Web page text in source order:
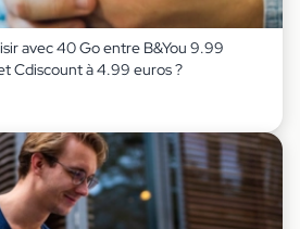
avec 40 Go entre B&You 9.99
Cdiscount à 4.99 euros ?